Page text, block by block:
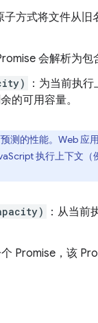
子方式将文件从
会解析为包
：为当前执
的可用容量。
测的性能。Web 应
执行上下文
：从当前
个 Promise，该